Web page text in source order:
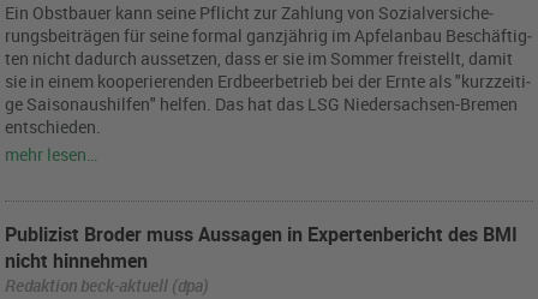
Ein Obst­bau­er kann seine Pflicht zur Zah­lung von So­zi­al­ver­si­che­
rungs­bei­trä­gen für seine for­mal ganz­jäh­rig im Ap­fe­l­an­bau Be­schäf­tig­
ten nicht da­durch aus­set­zen, dass er sie im Som­mer frei­stellt, damit
sie in einem ko­ope­rie­ren­den Erd­beer­be­trieb bei der Ernte als "kurz­zei­ti­
ge Sai­son­aus­hil­fen" hel­fen. Das hat das LSG Nie­der­sach­sen-Bre­men
ent­schie­den.
mehr lesen…
Publizist Broder muss Aussagen in Expertenbericht des BMI
nicht hinnehmen
Redaktion beck-aktuell (dpa)